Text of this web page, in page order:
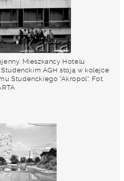
Mieszkańcy Hotelu
AGH stoją w kolejce
Studenckiego "Akropol". Fot.